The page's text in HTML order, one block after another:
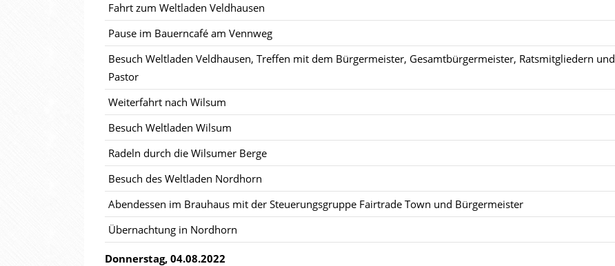
Fahrt zum Weltladen Veldhausen
Pause im Bauerncafé am Vennweg
Besuch Weltladen Veldhausen, Treffen mit dem Bürgermeister, Gesamtbürgermeister, Ratsmitgliedern und
Pastor
Weiterfahrt nach Wilsum
Besuch Weltladen Wilsum
Radeln durch die Wilsumer Berge
Besuch des Weltladen Nordhorn
Abendessen im Brauhaus mit der Steuerungsgruppe Fairtrade Town und Bürgermeister
Übernachtung in Nordhorn
Donnerstag, 04.08.2022